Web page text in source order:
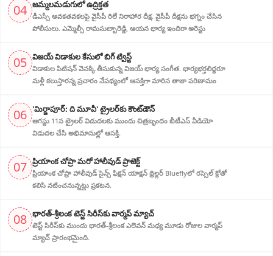
04 జ‌మ్మ‌ల‌మ‌డుగులో ఉద్రిక్త‌త‌
డీఎస్సీ అవ‌క‌త‌వ‌క‌ల‌పై వైసీపీ రిలే నిరాహార‌ దీక్ష‌. వైసీపీ దీక్ష‌ను భ‌గ్నం చేసిన
పోలీసులు. ఎమ్మెల్సీ రామసుబ్బారెడ్డి, ఆయ‌న‌ భార్య ఇందిరా అరెస్టు
05 విజ‌య్ విడాకుల కేసులో బిగ్ ట్విస్ట్‌
విడాకుల‌ పిటిషన్ వెన‌క్కి తీసుకున్న విజ‌య్ భార్య‌ సంగీత. భార్య‌భ‌ర్త‌లిద్ద‌రూ
మళ్లీ కలుస్తారన్న ప్రచారం నేపథ్యంలో ఆస‌క్తిగా మారిన తాజా పరిణామం
06 'మిర్జాపూర్: ది మూవీ' ట్రైలర్‌కు కౌంట్‌డౌన్
ఆగస్టు 11న ట్రైలర్ విడుదలకు ముందు చిత్రబృందం బీటీఎస్ వీడియో
విడుదల చేసి అభిమానుల్లో ఆసక్తి.
07 ప్రియాంక చోప్రా మరో హాలీవుడ్ ప్రాజెక్ట్
ప్రియాంక చోప్రా హాలీవుడ్ సైన్స్ ఫిక్షన్ యాక్షన్ థ్రిల్లర్ Blueflyలో రస్సెల్ క్రోతో
కలిసి నటించనున్నట్లు ప్రకటన.
08 భారత్-శ్రీలంక టెస్ట్ సిరీస్‌కు వార్మప్ మ్యాచ్
టెస్ట్ సిరీస్‌కు ముందు భారత్-శ్రీలంక ఎలెవన్ మధ్య మూడు రోజుల వార్మప్
మ్యాచ్ ప్రారంభమైంది.